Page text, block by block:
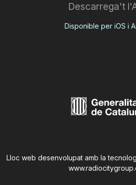
Descarrega't
Disponible per iOS i
Lloc web desenvolupat amb la